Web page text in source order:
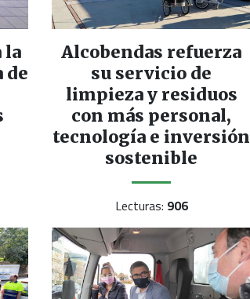
la
de
Alcobendas refuerza
su servicio de
limpieza y residuos
con más personal,
tecnología e inversión
sostenible
Lecturas: 906